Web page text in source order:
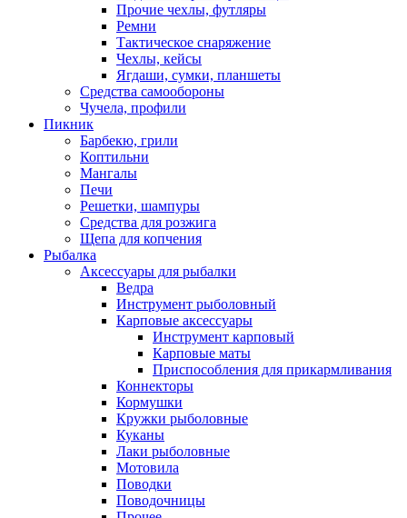
Прочие чехлы, футляры
Ремни
Тактическое снаряжение
Чехлы, кейсы
Ягдаши, сумки, планшеты
Средства самообороны
Чучела, профили
Пикник
Барбекю, грили
Коптильни
Мангалы
Печи
Решетки, шампуры
Средства для розжига
Щепа для копчения
Рыбалка
Аксессуары для рыбалки
Ведра
Инструмент рыболовный
Карповые аксессуары
Инструмент карповый
Карповые маты
Приспособления для прикармливания
Коннекторы
Кормушки
Кружки рыболовные
Куканы
Лаки рыболовные
Мотовила
Поводки
Поводочницы